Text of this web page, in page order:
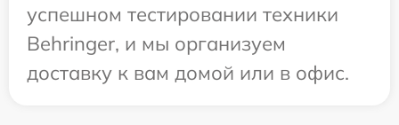
успешном тестировании техники
Behringer, и мы организуем
доставку к вам домой или в офис.